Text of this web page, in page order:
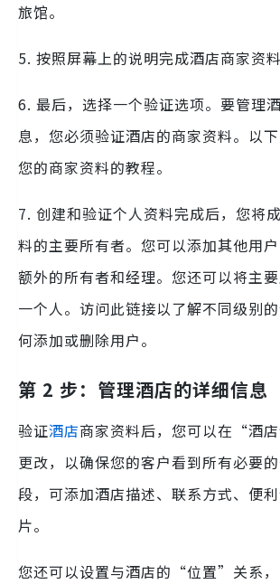
旅馆。
5. 按照屏幕上的说明完成酒店商家资料
6. 最后，选择一个验证选项。要管理
息，您必须验证酒店的商家资料。以
您的商家资料的教程。
7. 创建和验证个人资料完成后，您将
料的主要所有者。您可以添加其他用
额外的所有者和经理。您还可以将主
一个人。访问此链接以了解不同级别
何添加或删除用户。
第 2 步：管理酒店的详细信息
验证酒店商家资料后，您可以在“酒
更改，以确保您的客户看到所有必要
段，可添加酒店描述、联系方式、便
片。
您还可以设置与酒店的“位置”关系，